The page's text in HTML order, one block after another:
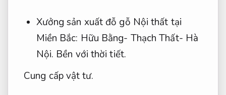
Xưởng sản xuất đỗ gỗ Nội thất tại
Miền Bắc: Hữu Bằng- Thạch Thất- Hà
Nội. Bền với thời tiết.
Cung cấp vật tư.